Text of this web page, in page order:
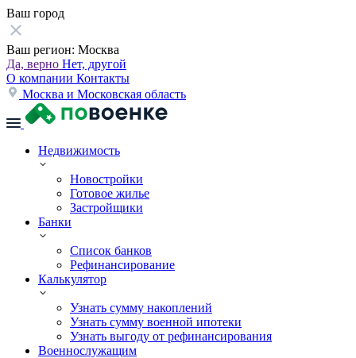
Ваш город
Ваш регион: Москва
Да, верно Нет, другой
О компании Контакты
Москва и Московская область
Недвижимость
Новостройки
Готовое жилье
Застройщики
Банки
Список банков
Рефинансирование
Калькулятор
Узнать сумму накоплений
Узнать сумму военной ипотеки
Узнать выгоду от рефинансирования
Военнослужащим